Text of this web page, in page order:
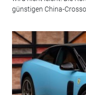
günstigen China-